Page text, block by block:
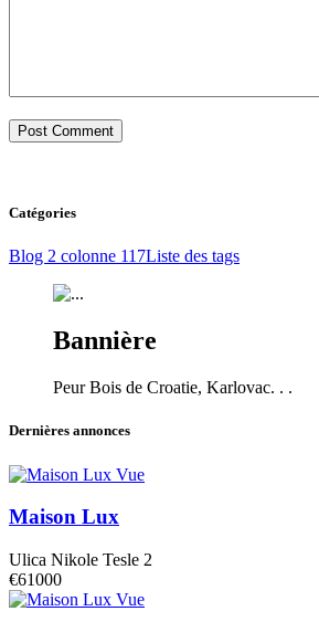
Catégories
Blog 2 colonne 117Liste des tags
Bannière
Peur Bois de Croatie, Karlovac. . .
Dernières annonces
Vue
Maison Lux
Ulica Nikole Tesle 2
€61000
Vue